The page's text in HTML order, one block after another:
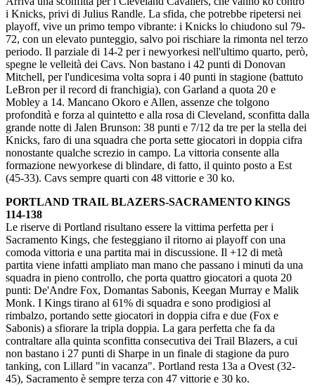
i Knicks, privi di Julius Randle. La sfida, che potrebbe ripetersi nei
playoff, vive un primo tempo vibrante: i Knicks lo chiudono sul 79-
72, con un elevato punteggio, salvo poi rischiare la rimonta nel terzo
periodo. Il parziale di 14-2 per i newyorkesi nell'ultimo quarto, però,
spegne le velleità dei Cavs. Non bastano i 42 punti di Donovan
Mitchell, per l'undicesima volta sopra i 40 punti in stagione (battuto
LeBron per il record di franchigia), con Garland a quota 20 e
Mobley a 14. Mancano Okoro e Allen, assenze che tolgono
profondità e forza al quintetto e alla rosa di Cleveland, sconfitta dalla
grande notte di Jalen Brunson: 38 punti e 7/12 da tre per la stella dei
Knicks, faro di una squadra che porta sette giocatori in doppia cifra
nonostante qualche screzio in campo. La vittoria consente alla
formazione newyorkese di blindare, di fatto, il quinto posto a Est
(45-33). Cavs sempre quarti con 48 vittorie e 30 ko.
PORTLAND TRAIL BLAZERS-SACRAMENTO KINGS
114-138
Le riserve di Portland risultano essere la vittima perfetta per i
Sacramento Kings, che festeggiano il ritorno ai playoff con una
comoda vittoria e una partita mai in discussione. Il +12 di metà
partita viene infatti ampliato man mano che passano i minuti da una
squadra in pieno controllo, che porta quattro giocatori a quota 20
punti: De'Andre Fox, Domantas Sabonis, Keegan Murray e Malik
Monk. I Kings tirano al 61% di squadra e sono prodigiosi al
rimbalzo, portando sette giocatori in doppia cifra e due (Fox e
Sabonis) a sfiorare la tripla doppia. La gara perfetta che fa da
contraltare alla quinta sconfitta consecutiva dei Trail Blazers, a cui
non bastano i 27 punti di Sharpe in un finale di stagione da puro
tanking, con Lillard "in vacanza". Portland resta 13a a Ovest (32-
45), Sacramento è sempre terza con 47 vittorie e 30 ko.